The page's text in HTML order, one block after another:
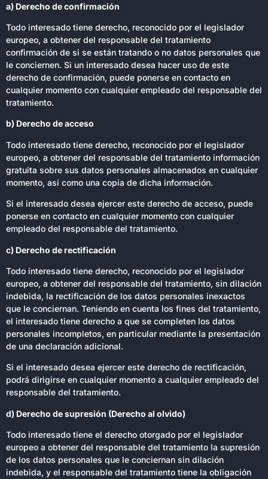
a) Derecho de confirmación
Todo interesado tiene derecho, reconocido por el legislador
europeo, a obtener del responsable del tratamiento
confirmación de si se están tratando o no datos personales que
le conciernen. Si un interesado desea hacer uso de este
derecho de confirmación, puede ponerse en contacto en
cualquier momento con cualquier empleado del responsable del
tratamiento.
b) Derecho de acceso
Todo interesado tiene derecho, reconocido por el legislador
europeo, a obtener del responsable del tratamiento información
gratuita sobre sus datos personales almacenados en cualquier
momento, así como una copia de dicha información.
Si el interesado desea ejercer este derecho de acceso, puede
ponerse en contacto en cualquier momento con cualquier
empleado del responsable del tratamiento.
c) Derecho de rectificación
Todo interesado tiene derecho, reconocido por el legislador
europeo, a obtener del responsable del tratamiento, sin dilación
indebida, la rectificación de los datos personales inexactos
que le conciernan. Teniendo en cuenta los fines del tratamiento,
el interesado tiene derecho a que se completen los datos
personales incompletos, en particular mediante la presentación
de una declaración adicional.
Si el interesado desea ejercer este derecho de rectificación,
podrá dirigirse en cualquier momento a cualquier empleado del
responsable del tratamiento.
d) Derecho de supresión (Derecho al olvido)
Todo interesado tiene el derecho otorgado por el legislador
europeo a obtener del responsable del tratamiento la supresión
de los datos personales que le conciernan sin dilación
indebida, y el responsable del tratamiento tiene la obligación